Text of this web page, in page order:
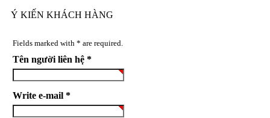
Ý KIẾN KHÁCH HÀNG
Fields marked with * are required.
Tên người liên hệ *
Write e-mail *